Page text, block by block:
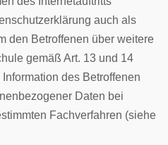
auch als
den Betroffenen über weitere
gemäß Art. 13 und 14
des Betroffenen
Daten bei
Fachverfahren (siehe